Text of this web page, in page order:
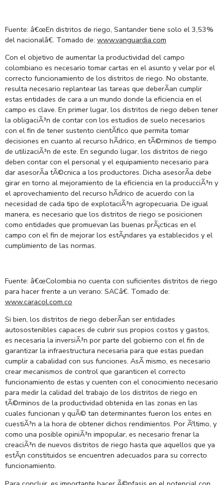
Fuente: â€œEn distritos de riego, Santander tiene solo el 3,53%
del nacionalâ€. Tomado de: www.vanguardia.com
Con el objetivo de aumentar la productividad del campo
colombiano es necesario tomar cartas en el asunto y velar por el
correcto funcionamiento de los distritos de riego. No obstante,
resulta necesario replantear las tareas que deberÃ­an cumplir
estas entidades de cara a un mundo donde la eficiencia en el
campo es clave. En primer lugar, los distritos de riego deben tener
la obligaciÃ³n de contar con los estudios de suelo necesarios
con el fin de tener sustento cientÃ­fico que permita tomar
decisiones en cuanto al recurso hÃ­drico, en tÃ©rminos de tiempo
de utilizaciÃ³n de este. En segundo lugar, los distritos de riego
deben contar con el personal y el equipamiento necesario para
dar asesorÃ­a tÃ©cnica a los productores. Dicha asesorÃ­a debe
girar en torno al mejoramiento de la eficiencia en la producciÃ³n y
el aprovechamiento del recurso hÃ­drico de acuerdo con la
necesidad de cada tipo de explotaciÃ³n agropecuaria. De igual
manera, es necesario que los distritos de riego se posicionen
como entidades que promuevan las buenas prÃ¡cticas en el
campo con el fin de mejorar los estÃ¡ndares ya establecidos y el
cumplimiento de las normas.
Fuente: â€œColombia no cuenta con suficientes distritos de riego
para hacer frente a un verano: SACâ€. Tomado de:
www.caracol.com.co
Si bien, los distritos de riego deberÃ­an ser entidades
autosostenibles capaces de cubrir sus propios costos y gastos,
es necesaria la inversiÃ³n por parte del gobierno con el fin de
garantizar la infraestructura necesaria para que estas puedan
cumplir a cabalidad con sus funciones. AsÃ­ mismo, es necesario
crear mecanismos de control que garanticen el correcto
funcionamiento de estas y cuenten con el conocimiento necesario
para medir la calidad del trabajo de los distritos de riego en
tÃ©rminos de la productividad obtenida en las zonas en las
cuales funcionan y quÃ© tan determinantes fueron los entes en
cuestiÃ³n a la hora de obtener dichos rendimientos. Por Ãºltimo, y
como una posible opiniÃ³n impopular, es necesario frenar la
creaciÃ³n de nuevos distritos de riego hasta que aquellos que ya
estÃ¡n constituidos se encuentren adecuados para su correcto
funcionamiento.